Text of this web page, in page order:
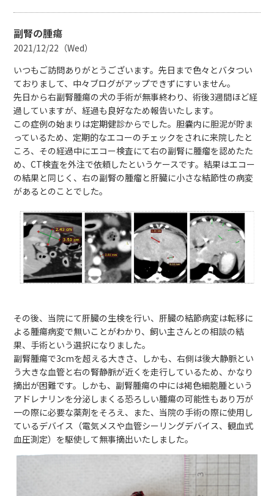
副腎の腫瘍
2021/12/22（Wed）
いつもご訪問ありがとうございます。先日まで色々とバタつい
ておりまして、中々ブログがアップできずにすいません。
先日から右副腎腫瘍の犬の手術が無事終わり、術後3週間ほど経
過していますが、経過も良好なため報告いたします。
この症例の始まりは定期健診からでした。胆嚢内に胆泥が貯ま
っているため、定期的なエコーのチェックをされに来院したと
ころ、その経過中にエコー検査にて右の副腎に腫瘤を認めたた
め、CT検査を外注で依頼したというケースです。結果はエコー
の結果と同じく、右の副腎の腫瘤と肝臓に小さな結節性の病変
があるとのことでした。
その後、当院にて肝臓の生検を行い、肝臓の結節病変は転移に
よる腫瘍病変で無いことがわかり、飼い主さんとの相談の結
果、手術という選択になりました。
副腎腫瘍で3cmを超える大きさ、しかも、右側は後大静脈とい
う大きな血管と右の腎静脈が近くを走行しているため、かなり
摘出が困難です。しかも、副腎腫瘍の中には褐色細胞腫という
アドレナリンを分泌しまくる恐ろしい腫瘍の可能性もあり万が
一の際に必要な薬剤をそろえ、また、当院の手術の際に使用し
ているデバイス（電気メスや血管シーリングデバイス、観血式
血圧測定）を駆使して無事摘出いたしました。